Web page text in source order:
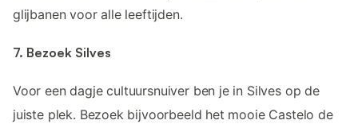
glijbanen voor alle leeftijden.
7. Bezoek Silves
Voor een dagje cultuursnuiver ben je in Silves op de
juiste plek. Bezoek bijvoorbeeld het mooie Castelo de